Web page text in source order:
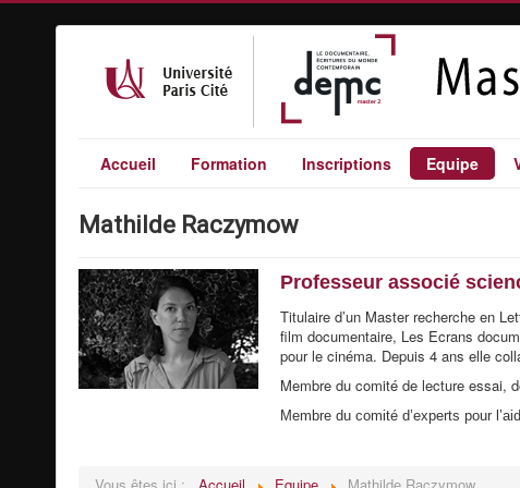
Accueil Formation Inscriptions Equipe
Mathilde Raczymow
Professeur associé
Titulaire d’un Master recherche en
film documentaire, Les Ecrans
pour le cinéma. Depuis 4 ans elle
Membre du comité de lecture essai,
Membre du comité d’experts pour